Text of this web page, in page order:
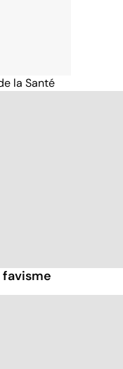
la Santé
favisme